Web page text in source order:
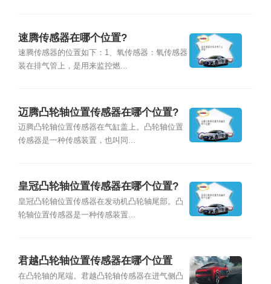
速腾传感器在哪个位置?
速腾传感器的位置如下：1、氧传感器：氧传感器
装在排气管上，是用来监控燃...
迈腾凸轮轴位置传感器在哪个位置?
迈腾凸轮轴位置传感器在气缸盖上。凸轮轴位置
传感器是一种传感装置，也叫同...
皇冠凸轮轴位置传感器在哪个位置?
皇冠凸轮轴位置传感器在发动机凸轮轴尾部。凸
轮轴位置传感器是一种传感装置...
君越凸轮轴位置传感器在哪个位置
在凸轮轴的尾端。君越凸轮轴传感器在进气侧凸